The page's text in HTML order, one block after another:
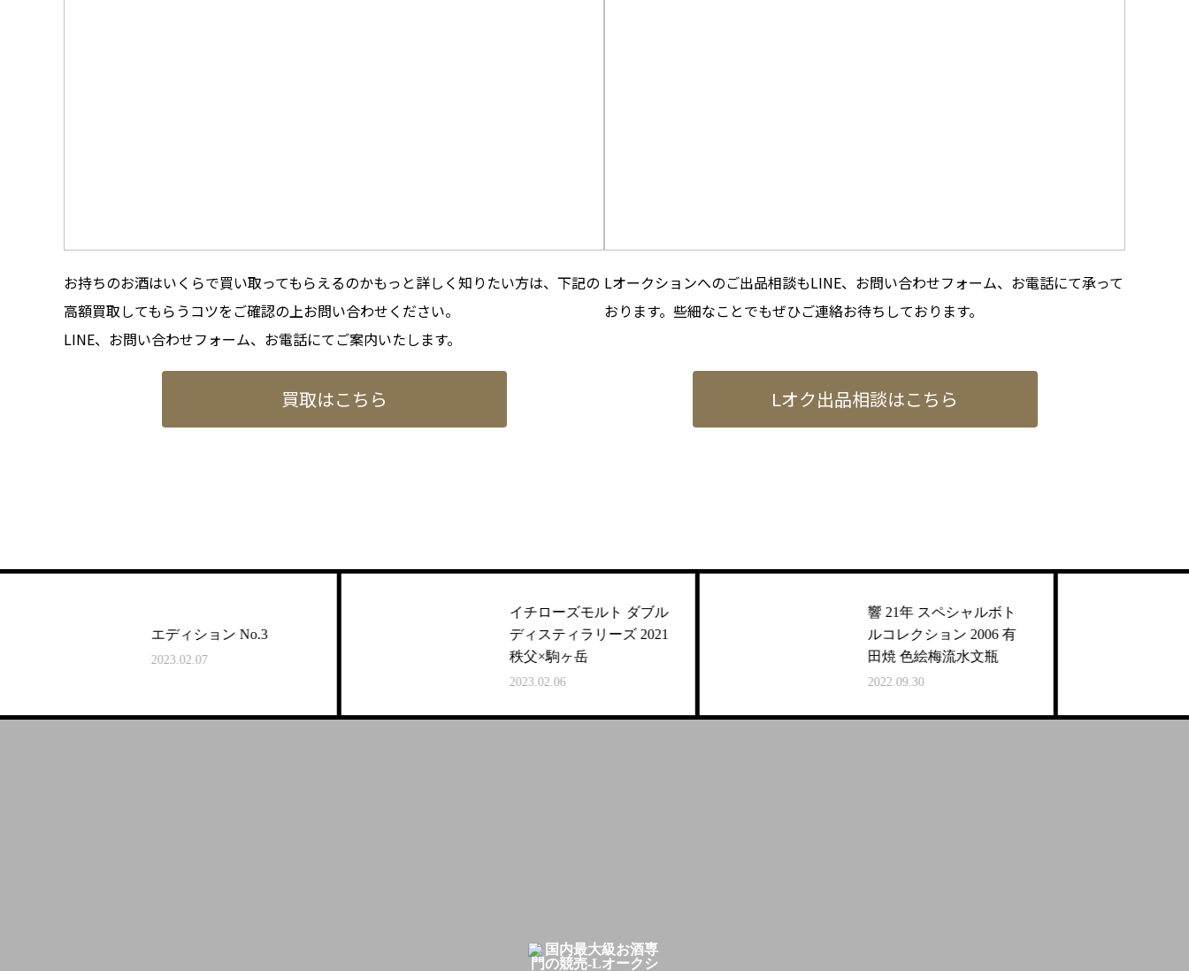
お持ちのお酒はいくらで買い取ってもらえるのかもっと詳しく知りたい方は、下記の
高額買取してもらうコツをご確認の上お問い合わせください。
LINE、お問い合わせフォーム、お電話にてご案内いたします。
買取はこちら
Lオークションへのご出品相談もLINE、お問い合わせフォーム、お電話にて承って
おります。些細なことでもぜひご連絡お待ちしております。
Lオク出品相談はこちら
エディション No.3
2023.02.07
イチローズモルト ダブル
ディスティラリーズ 2021
秩父×駒ヶ岳
2023.02.06
響 21年 スペシャルボト
ルコレクション 2006 有
田焼 色絵梅流水文瓶
2022.09.30